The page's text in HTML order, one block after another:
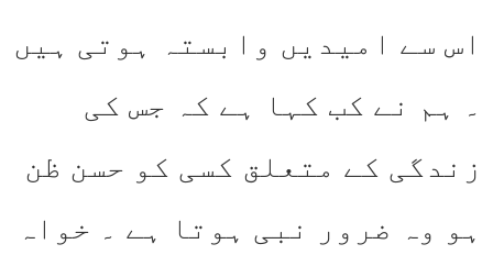
اس سے امیدیں وابستہ ہوتی ہیں
۔ ہم نے کب کہا ہے کہ جس کی
زندگی کے متعلق کسی کو حسن ظن
ہو وہ ضرور نبی ہوتا ہے ۔ خواہ